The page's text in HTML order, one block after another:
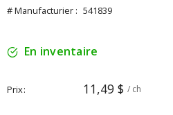
# Manufacturier : 541839
En inventaire
Prix 11,49 $ / ch